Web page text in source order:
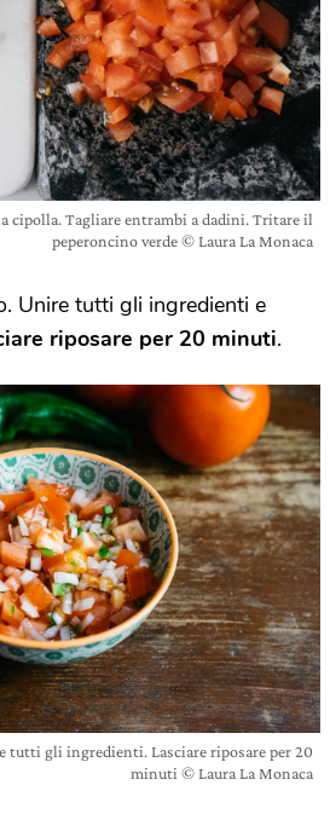
cipolla. Tagliare entrambi a dadini. Tritare il
peperoncino verde © Laura La Monaca
Unire tutti gli ingredienti e
riposare per 20 minuti.
tutti gli ingredienti. Lasciare riposare per 20
minuti © Laura La Monaca